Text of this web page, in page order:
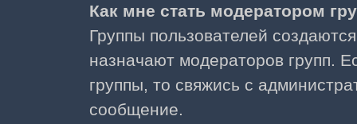
Как мне стать модератором
Группы пользователей
назначают модераторов групп.
группы, то свяжись с
сообщение.